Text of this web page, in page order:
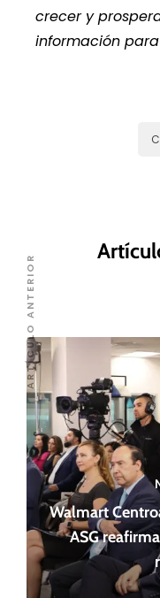
crecer y
información para
Walmart
ASG
ARTÍCULO ANTERIOR